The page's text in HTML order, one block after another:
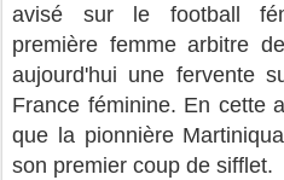
avisé sur le football
première femme arbitre
aujourd'hui une fervente
France féminine. En cette
que la pionnière
son premier coup de sifflet.